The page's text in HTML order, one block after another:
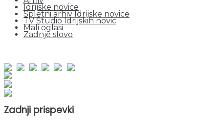
Idrijske novice
Spletni arhiv Idrijske novice
TV Studio Idrijskih novic
Mali oglasi
Zadnje slovo
Zadnji prispevki